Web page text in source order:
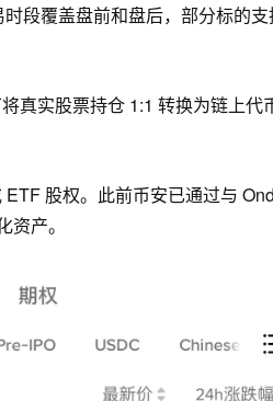
段覆盖盘前和盘后，部分标的
真实股票持仓 1:1 转换为链上代
股权。此前币安已通过与
产。